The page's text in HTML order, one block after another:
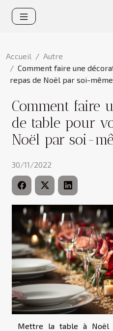
Accueil
Autre
Comment faire une
repas de Noël par soi-
Comment faire
de table pour
Noël par soi-
30/11/2022
Mettre la table à Noël